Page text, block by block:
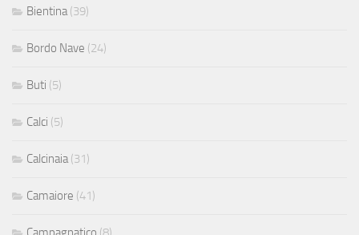
Bientina (39)
Bordo Nave (24)
Buti (5)
Calci (5)
Calcinaia (31)
Camaiore (41)